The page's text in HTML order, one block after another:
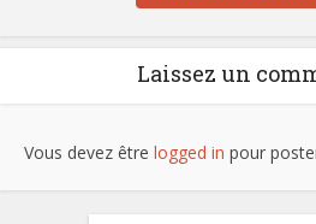
Laissez un
Vous devez être logged in pour